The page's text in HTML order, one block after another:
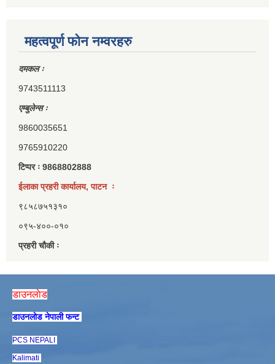
महत्वपूर्ण फोन नम्वरहरु
दमकल ः
9743511113
एम्बुलेन्स ः
9860035651
9765910220
टिप्पर ः 9868802888
ईलाका प्रहरी कार्यालय, पाटन ः
९८५८७५१३१०
०९५-४००-०१०
प्रहरी चौकी ः
डाउनलाेड
डाउनलाेड नेपाली फन्ट
PCS NEPALI
Kalimati